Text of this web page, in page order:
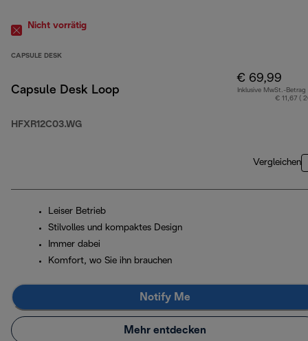
Nicht vorrätig
CAPSULE DESK
Capsule Desk Loop
HFXR12C03.WG
€ 69,99
Inklusive MwSt.-Betrag
€ 11,67 (
Vergleichen
Leiser Betrieb
Stilvolles und kompaktes Design
Immer dabei
Komfort, wo Sie ihn brauchen
Notify Me
Mehr entdecken